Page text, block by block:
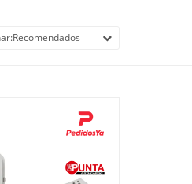
Recomendados